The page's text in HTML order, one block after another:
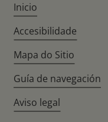
Inicio
Accesibilidade
Mapa do Sitio
Guía de navegación
Aviso legal